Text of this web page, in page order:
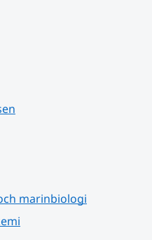
marinbiologi